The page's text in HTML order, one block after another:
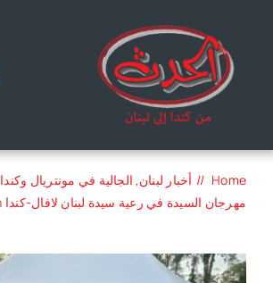
content
Home أخبار لبنان الجالية في مونتريال وكندا
مهرجان السيدة في رعية سيدة لبنان لافال-كندا Montée Masson